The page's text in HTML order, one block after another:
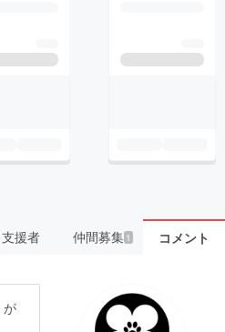
支援者 仲間募集 1 コメント
が